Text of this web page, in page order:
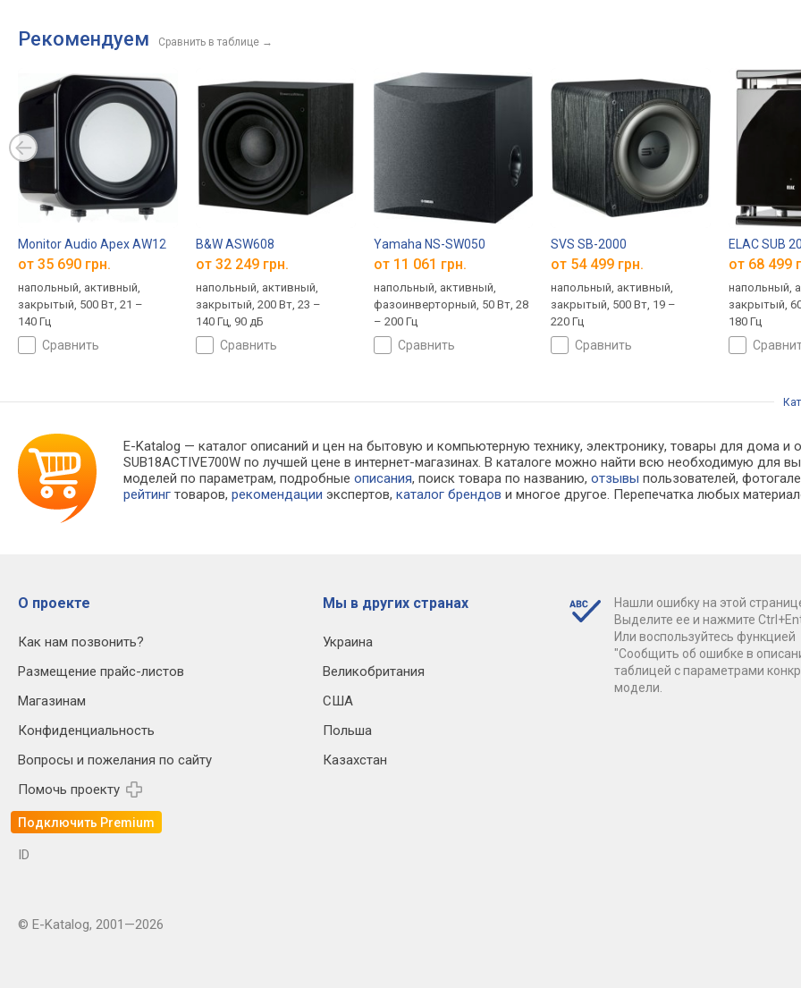
Рекомендуем Сравнить в таблице →
Monitor Audio Apex AW12
от 35 690 грн.
напольный, активный,
закрытый, 500 Вт, 21 –
140 Гц
сравнить
B&W ASW608
от 32 249 грн.
напольный, активный,
закрытый, 200 Вт, 23 –
140 Гц, 90 дБ
сравнить
Yamaha NS-SW050
от 11 061 грн.
напольный, активный,
фазоинверторный, 50 Вт, 28
– 200 Гц
сравнить
SVS SB-2000
от 54 499 грн.
напольный, активный,
закрытый, 500 Вт, 19 –
220 Гц
сравнить
ELAC SUB
от 68 499
напольный,
закрытый,
180 Гц
E-Katalog — каталог описаний и цен на бытовую и компьютерную технику, электронику, товары для дома и
SUB18ACTIVE700W по лучшей цене в интернет-магазинах. В каталоге можно найти всю необходимую
моделей по параметрам, подробныеописания, поиск товара по названию,отзывы пользователей,
рейтинг товаров,рекомендации экспертов,каталог брендов и многое другое. Перепечатка любых
О проекте
Как нам позвонить?
Размещение прайс-листов
Магазинам
Конфиденциальность
Вопросы и пожелания по сайту
Помочь проекту
Подключить Premium
Мы в других странах
Украина
Великобритания
США
Польша
Казахстан
Нашли ошибку на этой
Выделите ее и нажмите
Или воспользуйтесь функцией
"Сообщить об ошибке в
таблицей с параметрами
модели.
ID
© E-Katalog, 2001—2026